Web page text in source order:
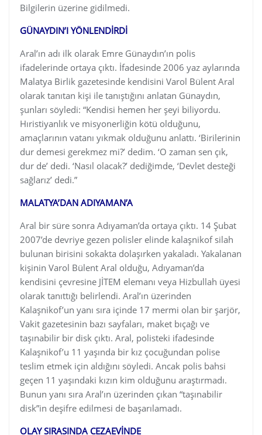
Bilgilerin üzerine gidilmedi.
GÜNAYDIN’I YÖNLENDİRDİ
Aral’ın adı ilk olarak Emre Günaydın’ın polis
ifadelerinde ortaya çıktı. İfadesinde 2006 yaz aylarında
Malatya Birlik gazetesinde kendisini Varol Bülent Aral
olarak tanıtan kişi ile tanıştığını anlatan Günaydın,
şunları söyledi: “Kendisi hemen her şeyi biliyordu.
Hıristiyanlık ve misyonerliğin kötü olduğunu,
amaçlarının vatanı yıkmak olduğunu anlattı. ‘Birilerinin
dur demesi gerekmez mi?’ dedim. ‘O zaman sen çık,
dur de’ dedi. ‘Nasıl olacak?’ dediğimde, ‘Devlet desteği
sağlarız’ dedi.”
MALATYA’DAN ADIYAMAN’A
Aral bir süre sonra Adıyaman’da ortaya çıktı. 14 Şubat
2007’de devriye gezen polisler elinde kalaşnikof silah
bulunan birisini sokakta dolaşırken yakaladı. Yakalanan
kişinin Varol Bülent Aral olduğu, Adıyaman’da
kendisini çevresine JİTEM elemanı veya Hizbullah üyesi
olarak tanıttığı belirlendi. Aral’ın üzerinden
Kalaşnikof’un yanı sıra içinde 17 mermi olan bir şarjör,
Vakit gazetesinin bazı sayfaları, maket bıçağı ve
taşınabilir bir disk çıktı. Aral, polisteki ifadesinde
Kalaşnikof’u 11 yaşında bir kız çocuğundan polise
teslim etmek için aldığını söyledi. Ancak polis bahsi
geçen 11 yaşındaki kızın kim olduğunu araştırmadı.
Bunun yanı sıra Aral’ın üzerinden çıkan “taşınabilir
disk”in deşifre edilmesi de başarılamadı.
OLAY SIRASINDA CEZAEVİNDE